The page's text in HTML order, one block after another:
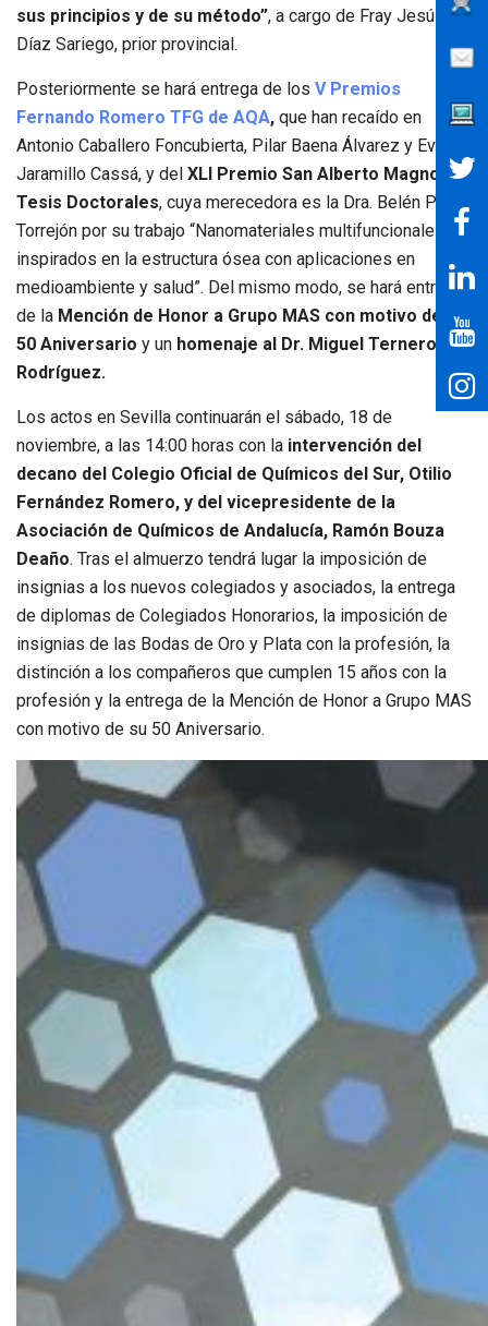
sus principios y de su método”, a cargo de Fray Jesús
Díaz Sariego, prior provincial.
Posteriormente se hará entrega de los V Premios
Fernando Romero TFG de AQA, que han recaído en
Antonio Caballero Foncubierta, Pilar Baena Álvarez y Eva
Jaramillo Cassá, y del XLI Premio San Alberto Magno de
Tesis Doctorales, cuya merecedora es la Dra. Belén Parra
Torrejón por su trabajo “Nanomateriales multifuncionales
inspirados en la estructura ósea con aplicaciones en
medioambiente y salud”. Del mismo modo, se hará entrega
de la Mención de Honor a Grupo MAS con motivo de su
50 Aniversario y un homenaje al Dr. Miguel Ternero
Rodríguez.
Los actos en Sevilla continuarán el sábado, 18 de
noviembre, a las 14:00 horas con la intervención del
decano del Colegio Oficial de Químicos del Sur, Otilio
Fernández Romero, y del vicepresidente de la
Asociación de Químicos de Andalucía, Ramón Bouza
Deaño. Tras el almuerzo tendrá lugar la imposición de
insignias a los nuevos colegiados y asociados, la entrega
de diplomas de Colegiados Honorarios, la imposición de
insignias de las Bodas de Oro y Plata con la profesión, la
distinción a los compañeros que cumplen 15 años con la
profesión y la entrega de la Mención de Honor a Grupo MAS
con motivo de su 50 Aniversario.